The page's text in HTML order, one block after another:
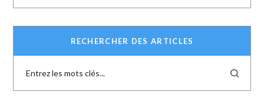
RECHERCHER DES ARTICLES